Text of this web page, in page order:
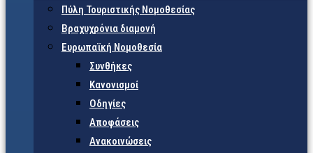
Πύλη Τουριστικής Νομοθεσίας
Βραχυχρόνια διαμονή
Ευρωπαϊκή Νομοθεσία
Συνθήκες
Κανονισμοί
Οδηγίες
Αποφάσεις
Ανακοινώσεις